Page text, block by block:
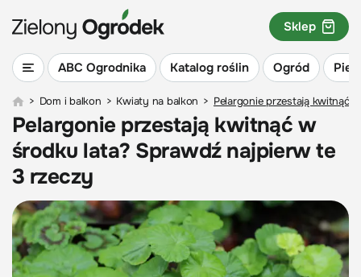
ABC Ogrodnika Katalog roślin Ogród
Sklep
> Dom i balkon > Kwiaty na balkon > Pelargonie przestają kwitnąć
Pelargonie przestają kwitnąć w
środku lata? Sprawdź najpierw te
3 rzeczy